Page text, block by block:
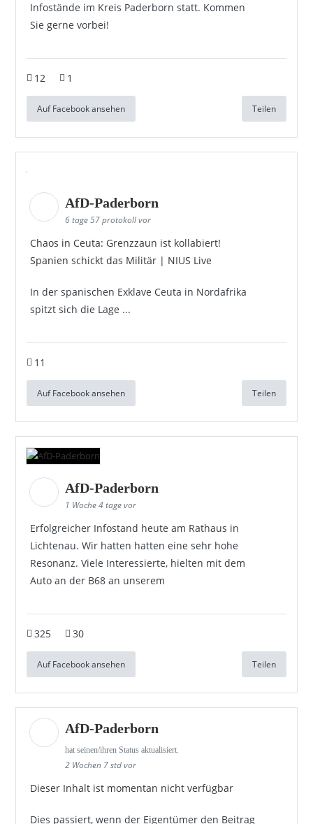
Infostände im Kreis Paderborn statt. Kommen
Sie gerne vorbei!
12 1
Auf Facebook ansehen Teilen
AfD-Paderborn
6 tage 57 protokoll vor
Chaos in Ceuta: Grenzzaun ist kollabiert!
Spanien schickt das Militär | NIUS Live
In der spanischen Exklave Ceuta in Nordafrika
spitzt sich die Lage ...
11
Auf Facebook ansehen Teilen
AfD-Paderborn
1 Woche 4 tage vor
Erfolgreicher Infostand heute am Rathaus in
Lichtenau. Wir hatten hatten eine sehr hohe
Resonanz. Viele Interessierte, hielten mit dem
Auto an der B68 an unserem
325 30
Auf Facebook ansehen Teilen
AfD-Paderborn
hat seinen/ihren Status aktualisiert.
2 Wochen 7 std vor
Dieser Inhalt ist momentan nicht verfügbar
Dies passiert, wenn der Eigentümer den Beitrag